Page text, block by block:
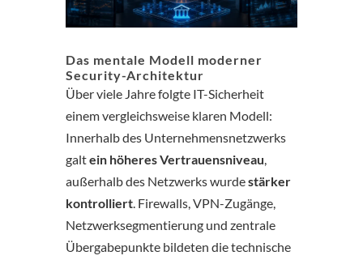
Das mentale Modell moderner
Security-Architektur
Über viele Jahre folgte IT-Sicherheit
einem vergleichsweise klaren Modell:
Innerhalb des Unternehmensnetzwerks
galtein höheres Vertrauensniveau,
außerhalb des Netzwerks wurdestärker
kontrolliert. Firewalls, VPN-Zugänge,
Netzwerksegmentierung und zentrale
Übergabepunkte bildeten die technische